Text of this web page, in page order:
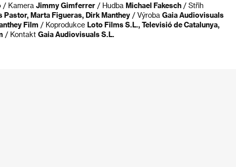
/ Kamera Jimmy Gimferrer / Hudba Michael Fakesch / Střih
Pastor, Marta Figueras, Dirk Manthey / Výroba Gaia Audiovisuals
Film / Koprodukce Loto Films S.L., Televisió de Catalunya,
/ Kontakt Gaia Audiovisuals S.L.